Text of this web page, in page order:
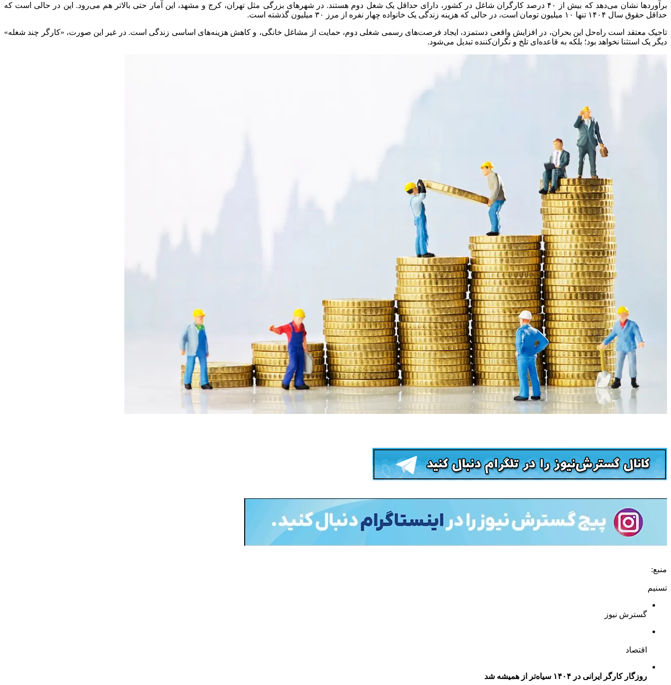
برآوردها نشان می‌دهد که بیش از ۴۰ درصد کارگران شاغل در کشور، دارای حداقل یک شغل دوم هستند. در شهرهای بزرگی مثل تهران، کرج و مشهد، این آمار حتی بالاتر هم می‌رود. این در حالی است که
حداقل حقوق سال ۱۴۰۴ تنها ۱۰ میلیون تومان است، در حالی که هزینه زندگی یک خانواده چهار نفره از مرز ۳۰ میلیون گذشته است.
تاجیک معتقد است راه‌حل این بحران، در افزایش واقعی دستمزد، ایجاد فرصت‌های رسمی شغلی دوم، حمایت از مشاغل خانگی، و کاهش هزینه‌های اساسی زندگی است. در غیر این صورت، «کارگر چند شغله»
دیگر یک استثنا نخواهد بود؛ بلکه به قاعده‌ای تلخ و نگران‌کننده تبدیل می‌شود.
منبع:
تسنیم
گسترش نیوز
اقتصاد
روزگار کارگر ایرانی در ۱۴۰۴ سیاه‌تر از همیشه شد